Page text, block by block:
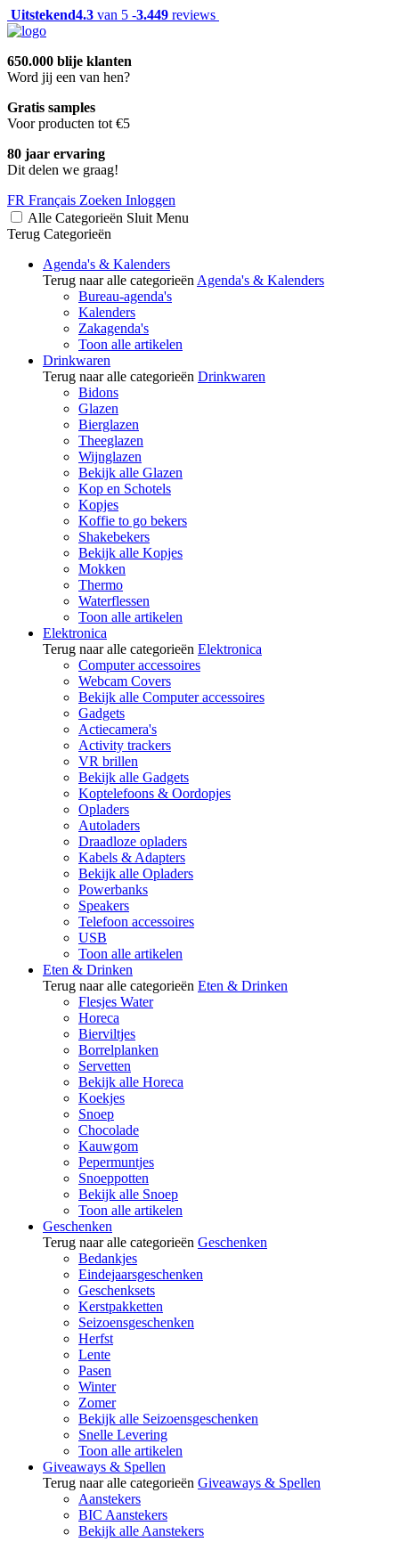
Uitstekend4.3 van 5 -3.449 reviews
650.000 blije klanten
Word jij een van hen?
Gratis samples
Voor producten tot €5
80 jaar ervaring
Dit delen we graag!
FR Français Zoeken Inloggen
Alle Categorieën Sluit Menu
Terug Categorieën
Agenda's & Kalenders
Terug naar alle categorieën Agenda's & Kalenders
Bureau-agenda's
Kalenders
Zakagenda's
Toon alle artikelen
Drinkwaren
Terug naar alle categorieën Drinkwaren
Bidons
Glazen
Bierglazen
Theeglazen
Wijnglazen
Bekijk alle Glazen
Kop en Schotels
Kopjes
Koffie to go bekers
Shakebekers
Bekijk alle Kopjes
Mokken
Thermo
Waterflessen
Toon alle artikelen
Elektronica
Terug naar alle categorieën Elektronica
Computer accessoires
Webcam Covers
Bekijk alle Computer accessoires
Gadgets
Actiecamera's
Activity trackers
VR brillen
Bekijk alle Gadgets
Koptelefoons & Oordopjes
Opladers
Autoladers
Draadloze opladers
Kabels & Adapters
Bekijk alle Opladers
Powerbanks
Speakers
Telefoon accessoires
USB
Toon alle artikelen
Eten & Drinken
Terug naar alle categorieën Eten & Drinken
Flesjes Water
Horeca
Bierviltjes
Borrelplanken
Servetten
Bekijk alle Horeca
Koekjes
Snoep
Chocolade
Kauwgom
Pepermuntjes
Snoeppotten
Bekijk alle Snoep
Toon alle artikelen
Geschenken
Terug naar alle categorieën Geschenken
Bedankjes
Eindejaarsgeschenken
Geschenksets
Kerstpakketten
Seizoensgeschenken
Herfst
Lente
Pasen
Winter
Zomer
Bekijk alle Seizoensgeschenken
Snelle Levering
Toon alle artikelen
Giveaways & Spellen
Terug naar alle categorieën Giveaways & Spellen
Aanstekers
BIC Aanstekers
Bekijk alle Aanstekers